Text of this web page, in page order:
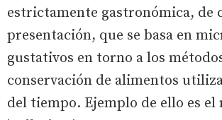
estrictamente gastronómica, de
presentación, que se basa en
gustativos en torno a los
conservación de alimentos
del tiempo. Ejemplo de ello es el